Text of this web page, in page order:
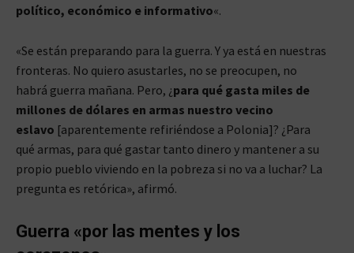
político, económico e informativo«.
«Se están preparando para la guerra. Y ya está en nuestras
fronteras. No quiero asustarles, no se preocupen, no
habrá guerra mañana. Pero, ¿para qué gasta miles de
millones de dólares en armas nuestro vecino
eslavo [aparentemente refiriéndose a Polonia]? ¿Para
qué armas, para qué gastar tanto dinero y mantener a su
propio pueblo viviendo en la pobreza si no va a luchar? La
pregunta es retórica», afirmó.
Guerra «por las mentes y los